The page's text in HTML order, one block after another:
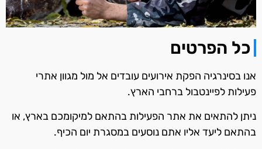
כל הפרטים
אנו בסינרגיה הפקת אירועים עובדים אל מול מגוון אתרי
פעילות לפיינטבול ברחבי הארץ.
ניתן להתאים את אתר הפעילות בהתאם למיקומכם בארץ, או
בהתאם ליעד אליו אתם נוסעים במסגרת יום הכיף.